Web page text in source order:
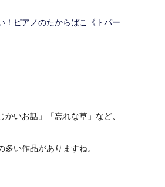
！ピアノのたからばこ《トパー
かいお話」「忘れな草」など、
い作品がありますね。